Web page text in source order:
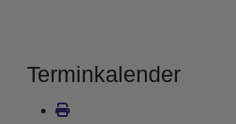
Terminkalender